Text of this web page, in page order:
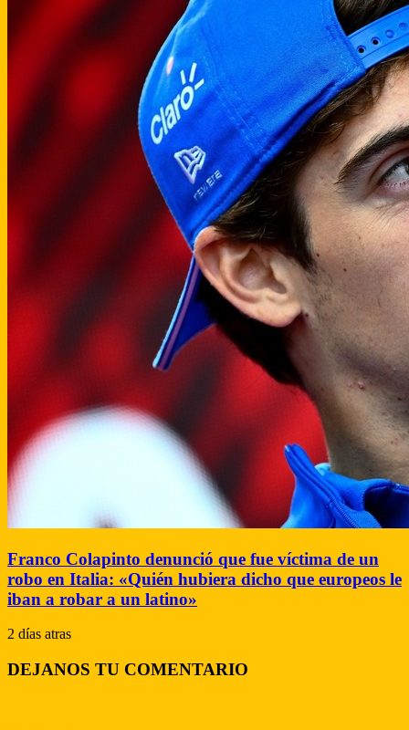
Franco Colapinto denunció que fue víctima de un
robo en Italia: «Quién hubiera dicho que europeos le
iban a robar a un latino»
2 días atras
DEJANOS TU COMENTARIO